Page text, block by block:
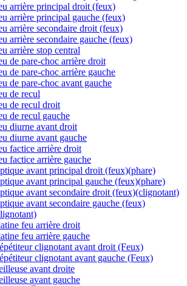
arrière principal droit (feux)
arrière principal gauche (feux)
arrière secondaire droit (feux)
arrière secondaire gauche (feux)
arrière stop central
de pare-choc arrière droit
de pare-choc arrière gauche
de pare-choc avant gauche
de recul
de recul droit
de recul gauche
diurne avant droit
diurne avant gauche
factice arrière droit
factice arrière gauche
avant principal droit (feux)(phare)
avant principal gauche (feux)(phare)
avant secondaire droit (feux)(clignotant)
avant secondaire gauche (feux)
feu arrière droit
feu arrière gauche
clignotant avant droit (Feux)
clignotant avant gauche (Feux)
avant droite
avant gauche